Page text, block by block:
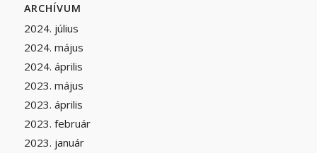
ARCHÍVUM
2024. július
2024. május
2024. április
2023. május
2023. április
2023. február
2023. január